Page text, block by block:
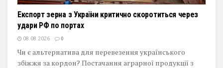
Експорт зерна з України критично скоротиться через
удари РФ по портах
08.08.2026 0
Чи є альтернатива для перевезення українського
збіжжя за кордон? Постачання аграрної продукції з